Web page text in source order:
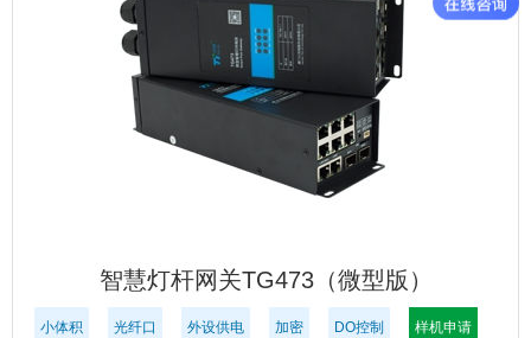
智慧灯杆网关TG473（微型版）
小体积 光纤口 外设供电 加密 DO控制 样机申请